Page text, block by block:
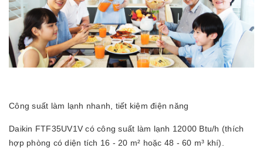
Công suất làm lạnh nhanh, tiết kiệm điện năng
Daikin FTF35UV1V có công suất làm lạnh 12000 Btu/h (thích
hợp phòng có diện tích 16 - 20 m² hoặc 48 - 60 m³ khí).